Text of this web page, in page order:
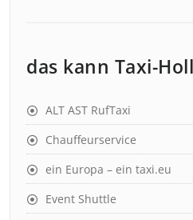
das kann Taxi-Holl
ALT AST RufTaxi
Chauffeurservice
ein Europa – ein taxi.eu
Event Shuttle